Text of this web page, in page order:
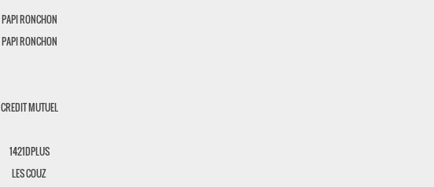
PAPI RONCHON
PAPI RONCHON
CREDIT MUTUEL
1421DPLUS
LES COUZ